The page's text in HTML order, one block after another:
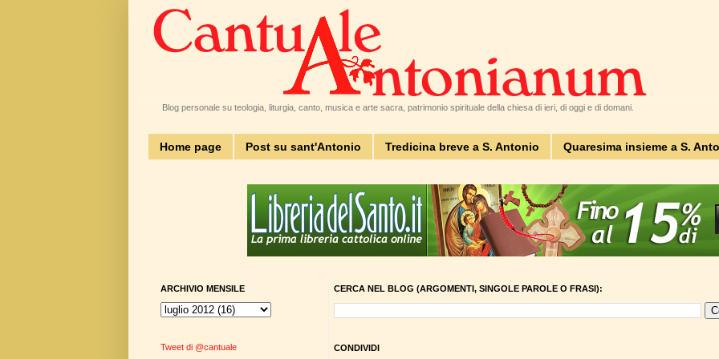
Blog personale su teologia, liturgia, canto, musica e arte sacra, patrimonio spirituale della chiesa di ieri, di oggi e di domani.
Home page Post su sant'Antonio Tredicina breve a S. Antonio Quaresima insieme a S.
CERCA NEL BLOG (ARGOMENTI, SINGOLE PAROLE O FRASI):
CONDIVIDI
ARCHIVIO MENSILE
Tweet di @cantuale